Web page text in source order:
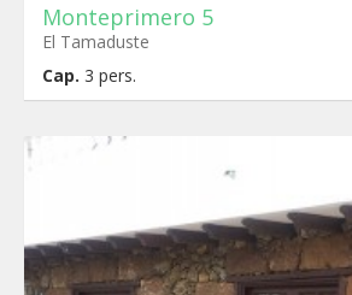
Monteprimero 5
El Tamaduste
Cap. 3 pers.